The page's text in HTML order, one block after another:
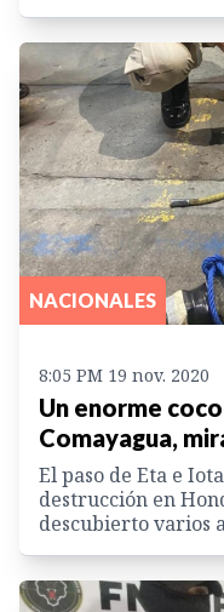
NACIONALES
8:05 PM 19 nov. 2020
Un enorme
Comayagua,
El paso de Eta e
destrucción en
descubierto varios